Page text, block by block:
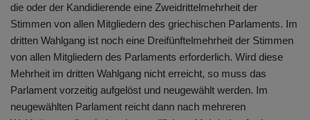
die oder der Kandidierende eine Zweidrittelmehrheit der
Stimmen von allen Mitgliedern des griechischen Parlaments. Im
dritten Wahlgang ist noch eine Dreifünftelmehrheit der Stimmen
von allen Mitgliedern des Parlaments erforderlich. Wird diese
Mehrheit im dritten Wahlgang nicht erreicht, so muss das
Parlament vorzeitig aufgelöst und neugewählt werden. Im
neugewählten Parlament reicht dann nach mehreren